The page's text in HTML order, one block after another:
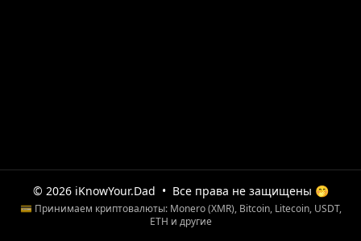
© 2026 iKnowYour.Dad • Все права не защищены 🤭
💳 Принимаем криптовалюты: Monero (XMR), Bitcoin, Litecoin, USDT,
ETH и другие